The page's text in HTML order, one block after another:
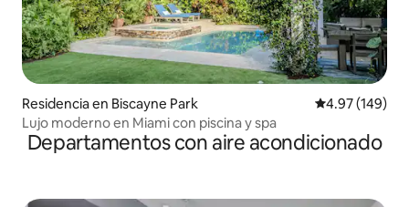
Residencia en Biscayne Park Calificación
4.97 (149)
Lujo moderno en Miami con piscina y spa
Departamentos con aire acondicionado